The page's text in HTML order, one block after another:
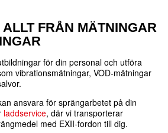
FRÅN MÄTNINGAR
för din personal och utföra
vibrationsmätningar, VOD-mätningar
ansvara för sprängarbetet på din
laddservice, där vi transporterar
med EXII-fordon till dig.